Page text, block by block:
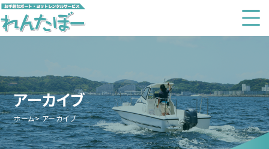
アーカイブ
ホーム アーカイブ